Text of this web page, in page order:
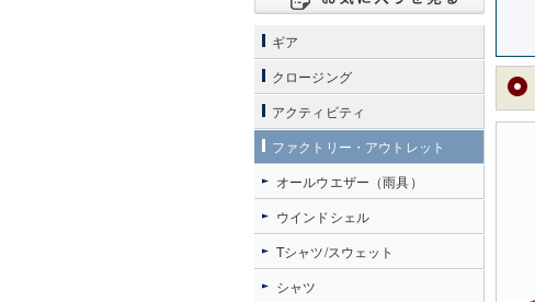
ギア
クロージング
アクティビティ
ファクトリー・アウトレット
オールウエザー（雨具）
ウインドシェル
Tシャツ/スウェット
シャツ